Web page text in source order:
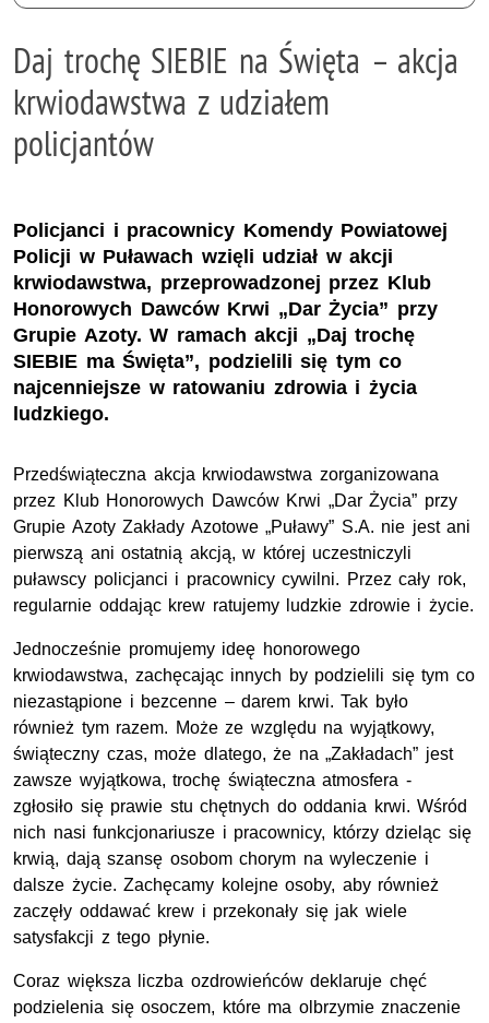
Daj trochę SIEBIE na Święta – akcja
krwiodawstwa z udziałem
policjantów
Policjanci i pracownicy Komendy Powiatowej
Policji w Puławach wzięli udział w akcji
krwiodawstwa, przeprowadzonej przez Klub
Honorowych Dawców Krwi „Dar Życia” przy
Grupie Azoty. W ramach akcji „Daj trochę
SIEBIE ma Święta”, podzielili się tym co
najcenniejsze w ratowaniu zdrowia i życia
ludzkiego.
Przedświąteczna akcja krwiodawstwa zorganizowana
przez Klub Honorowych Dawców Krwi „Dar Życia” przy
Grupie Azoty Zakłady Azotowe „Puławy” S.A. nie jest ani
pierwszą ani ostatnią akcją, w której uczestniczyli
puławscy policjanci i pracownicy cywilni. Przez cały rok,
regularnie oddając krew ratujemy ludzkie zdrowie i życie.
Jednocześnie promujemy ideę honorowego
krwiodawstwa, zachęcając innych by podzielili się tym co
niezastąpione i bezcenne – darem krwi. Tak było
również tym razem. Może ze względu na wyjątkowy,
świąteczny czas, może dlatego, że na „Zakładach” jest
zawsze wyjątkowa, trochę świąteczna atmosfera -
zgłosiło się prawie stu chętnych do oddania krwi. Wśród
nich nasi funkcjonariusze i pracownicy, którzy dzieląc się
krwią, dają szansę osobom chorym na wyleczenie i
dalsze życie. Zachęcamy kolejne osoby, aby również
zaczęły oddawać krew i przekonały się jak wiele
satysfakcji z tego płynie.
Coraz większa liczba ozdrowieńców deklaruje chęć
podzielenia się osoczem, które ma olbrzymie znaczenie